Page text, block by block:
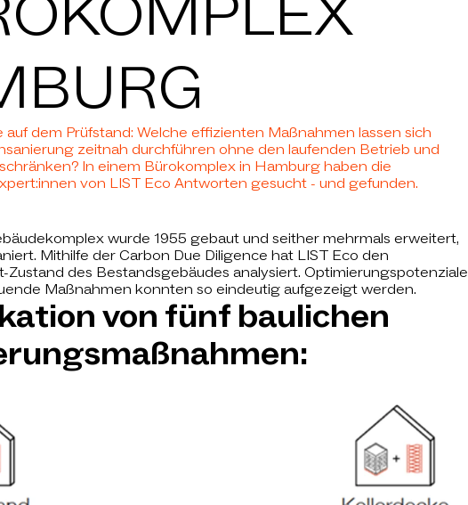
auf dem Prüfstand: Welche effizienten Maßnahmen lassen sich
zeitnah durchführen ohne den laufenden Betrieb und
In einem Bürokomplex in Hamburg haben die
von LIST Eco Antworten gesucht - und gefunden.
wurde 1955 gebaut und seither mehrmals erweitert,
Mithilfe der Carbon Due Diligence hat LIST Eco den
Zustand des Bestandsgebäudes analysiert. Optimierungspotenziale
Maßnahmen konnten so eindeutig aufgezeigt werden.
von fünf baulichen